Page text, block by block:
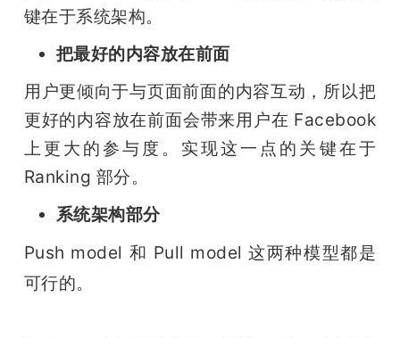
键在于系统架构。
把最好的内容放在前面
用户更倾向于与页面前面的内容互动，所以把
更好的内容放在前面会带来用户在 Facebook
上更大的参与度。实现这一点的关键在于
Ranking 部分。
系统架构部分
Push model 和 Pull model 这两种模型都是
可行的。